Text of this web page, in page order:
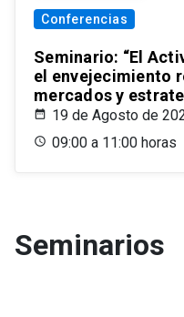
Conferencias
Seminario: “El
el envejecimiento
mercados y
19 de Agosto de
09:00 a 11:00 horas
Seminarios